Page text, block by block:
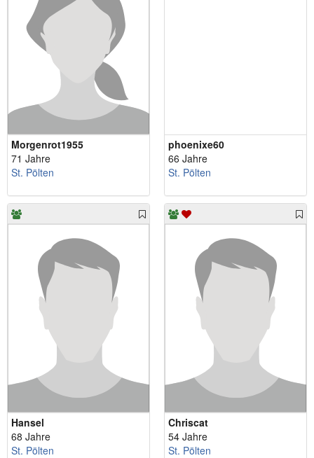
Morgenrot1955
71 Jahre
St. Pölten
phoenixe60
66 Jahre
St. Pölten
Hansel
68 Jahre
St. Pölten
Chriscat
54 Jahre
St. Pölten